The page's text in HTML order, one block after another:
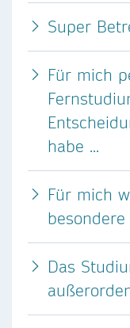
Super
Für mich
habe ...
Für mich
Das